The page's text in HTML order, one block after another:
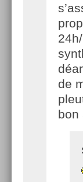
de
bon